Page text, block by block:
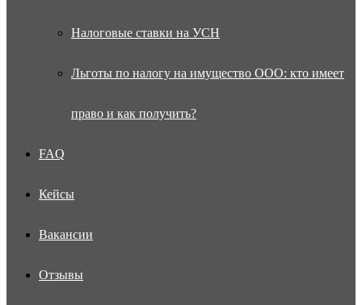
Налоговые ставки на УСН
Льготы по налогу на имущество ООО: кто имеет
право и как получить?
FAQ
Кейсы
Вакансии
Отзывы